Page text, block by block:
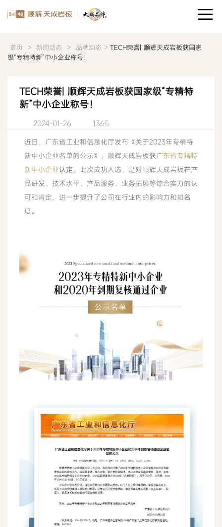
首页 > 新闻动态 > 品牌动态 > TECH荣誉| 顺辉天成岩板获国家
级“专精特新”中小企业称号！
TECH荣誉| 顺辉天成岩板获国家级“专精特
新”中小企业称号！
2024-01-26 1365
近日，广东省工业和信息化厅发布《关于2023年专精特
新中小企业名单的公示》，顺辉天成岩板获广东省专精特
新中小企业认定。此次成功入选，是对顺辉天成岩板在产
品研发、技术水平、产品服务、业务拓展等综合实力的认
可和肯定，进一步提升了公司在行业内的影响力和知名
度。